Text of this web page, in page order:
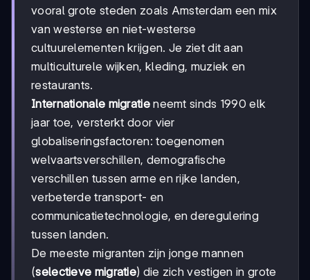
vooral grote steden zoals Amsterdam een mix
van westerse en niet-westerse
cultuurelementen krijgen. Je ziet dit aan
multiculturele wijken, kleding, muziek en
restaurants.
Internationale migratieneemt sinds 1990 elk
jaar toe, versterkt door vier
globaliseringsfactoren: toegenomen
welvaartsverschillen, demografische
verschillen tussen arme en rijke landen,
verbeterde transport- en
communicatietechnologie, en deregulering
tussen landen.
De meeste migranten zijn jonge mannen
(selectieve migratie) die zich vestigen in grote